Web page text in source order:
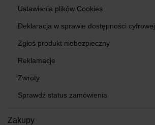
Ustawienia plików Cookies
Deklaracja w sprawie dostępności cyfrowej
Zgłoś produkt niebezpieczny
Reklamacje
Zwroty
Sprawdź status zamówienia
Zakupy